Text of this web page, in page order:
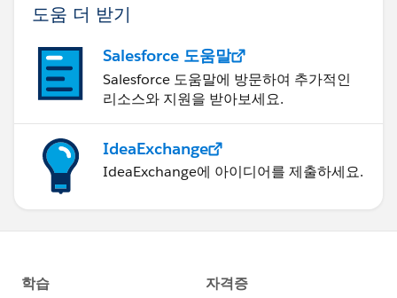
도움 더 받기
Salesforce 도움말
Salesforce 도움말에 방문하여 추가적인
리소스와 지원을 받아보세요.
IdeaExchange
IdeaExchange에 아이디어를 제출하세요.